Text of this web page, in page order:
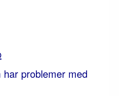
problemer med